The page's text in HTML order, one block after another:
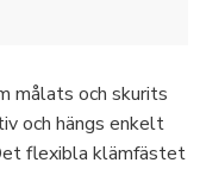
målats och skurits
och hängs enkelt
flexibla klämfästet